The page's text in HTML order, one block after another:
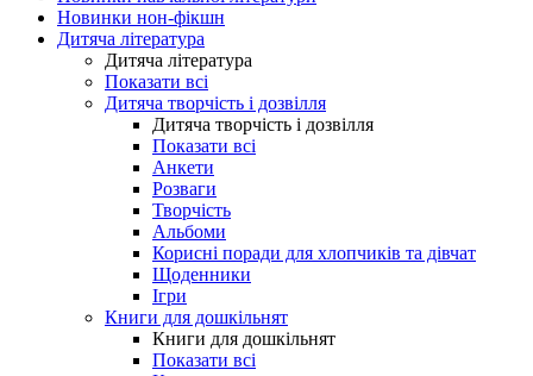
Новинки нон-фікшн
Дитяча література
Дитяча література
Показати всі
Дитяча творчість і дозвілля
Дитяча творчість і дозвілля
Показати всі
Анкети
Розваги
Творчість
Альбоми
Корисні поради для хлопчиків та дівчат
Щоденники
Ігри
Книги для дошкільнят
Книги для дошкільнят
Показати всі